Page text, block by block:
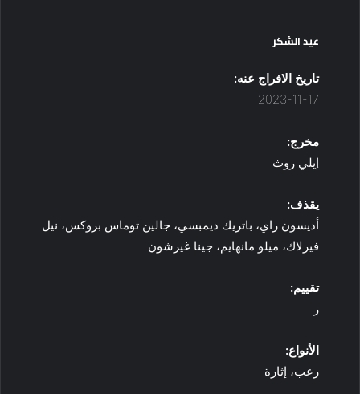
عيد الشكر
تاريخ الافراج عنه:
2023-11-17
مخرج:
إيلي روث
يقذف:
أديسون راي، باتريك ديمبسي، جالين توماس بروكس، نيل
فيرلاك، ميلو مانهايم، جينا غيرشون
تقييم:
ر
الأنواع:
رعب، إثارة